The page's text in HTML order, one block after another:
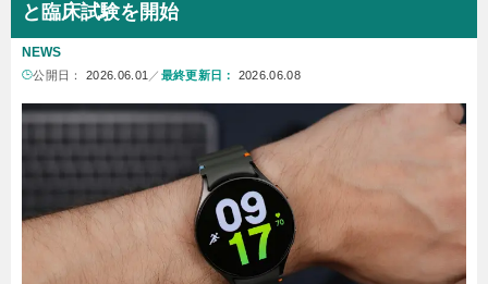
と臨床試験を開始
NEWS
公開日： 2026.06.01 ／ 最終更新日： 2026.06.08